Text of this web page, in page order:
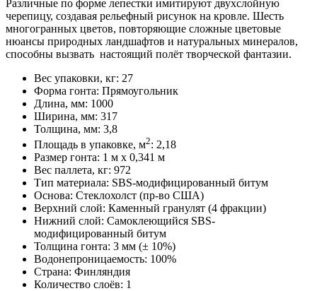
Различные по форме лепестки имитируют двухслойную
черепицу, создавая рельефный рисунок на кровле. Шесть
многогранных цветов, повторяющие сложные цветовые
нюансы природных ландшафтов и натуральных минералов,
способны вызвать настоящий полёт творческой фантазии.
Вес упаковки, кг: 27
Форма гонта: Прямоугольник
Длина, мм: 1000
Ширина, мм: 317
Толщина, мм: 3,8
Площадь в упаковке, м2: 2,18
Размер гонта: 1 м х 0,341 м
Вес паллета, кг: 972
Тип материала: SBS-модифицированный битум
Основа: Стеклохолст (пр-во США)
Верхний слой: Каменный гранулят (4 фракции)
Нижний слой: Самоклеющийся SBS-
модифицированный битум
Толщина гонта: 3 мм (± 10%)
Водонепроницаемость: 100%
Страна: Финляндия
Количество слоёв: 1